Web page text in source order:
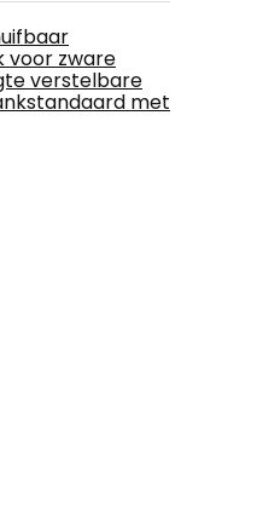
voor zware
verstelbare
met